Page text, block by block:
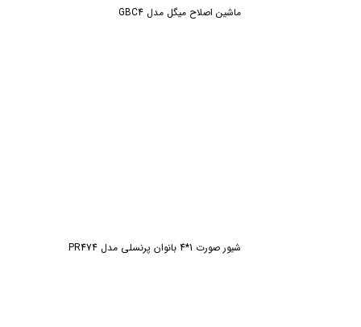
ماشین اصلاح میگل مدل GBC4
شیور صورت 1*4 بانوان پرنسلی مدل PR474